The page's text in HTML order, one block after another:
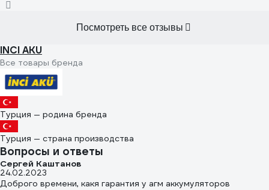
Посмотреть все отзывы
INCI AKU
Все товары бренда
Турция — родина бренда
Турция — страна производства
Вопросы и ответы
Сергей Каштанов
24.02.2023
Доброго времени, какя гарантия у агм аккумуляторов